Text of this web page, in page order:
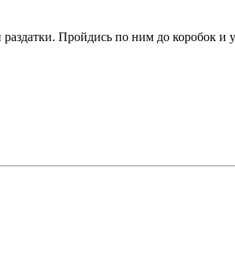
Пройдись по ним до коробок и